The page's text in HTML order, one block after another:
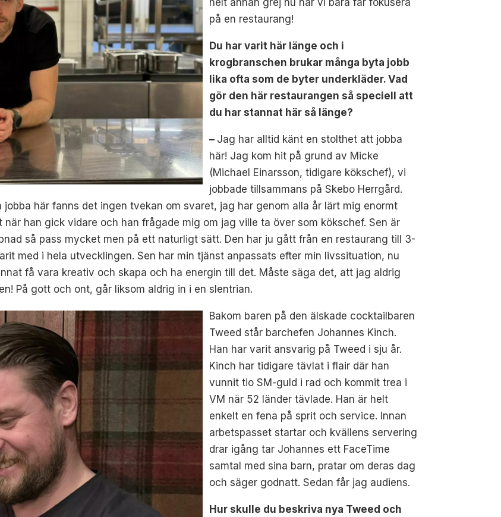
helt annan grej nu när vi bara får fokusera
på en restaurang!
Du har varit här länge och i
krogbranschen brukar många byta jobb
lika ofta som de byter underkläder. Vad
gör den här restaurangen så speciell att
du har stannat här så länge?
– Jag har alltid känt en stolthet att jobba
här! Jag kom hit på grund av Micke
(Michael Einarsson, tidigare kökschef), vi
jobbade tillsammans på Skebo Herrgård.
här fanns det ingen tvekan om svaret, jag har genom alla år lärt mig enormt
han gick vidare och han frågade mig om jag ville ta över som kökschef. Sen är
så pass mycket men på ett naturligt sätt. Den har ju gått från en restaurang till 3-
med i hela utvecklingen. Sen har min tjänst anpassats efter min livssituation, nu
få vara kreativ och skapa och ha energin till det. Måste säga det, att jag aldrig
På gott och ont, går liksom aldrig in i en slentrian.
Bakom baren på den älskade cocktailbaren
Tweed står barchefen Johannes Kinch.
Han har varit ansvarig på Tweed i sju år.
Kinch har tidigare tävlat i flair där han
vunnit tio SM-guld i rad och kommit trea i
VM när 52 länder tävlade. Han är helt
enkelt en fena på sprit och service. Innan
arbetspasset startar och kvällens servering
drar igång tar Johannes ett FaceTime
samtal med sina barn, pratar om deras dag
och säger godnatt. Sedan får jag audiens.
Hur skulle du beskriva nya Tweed och